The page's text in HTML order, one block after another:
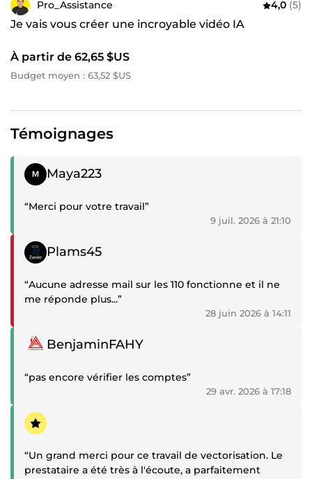
Pro_Assistance 4,0 (5)
Je vais vous créer une incroyable vidéo IA
À partir de 62,65 $US
Budget moyen : 63,52 $US
Témoignages
Témoignage positif
Maya223
“Merci pour votre travail”
9 juil. 2026 à 21:10
Témoignage négatif
Plams45
“Aucune adresse mail sur les 110 fonctionne et il ne
me réponde plus...”
28 juin 2026 à 14:11
Témoignage positif
BenjaminFAHY
“pas encore vérifier les comptes”
29 avr. 2026 à 17:18
Témoignage positif
“Un grand merci pour ce travail de vectorisation. Le
prestataire a été très à l'écoute, a parfaitement